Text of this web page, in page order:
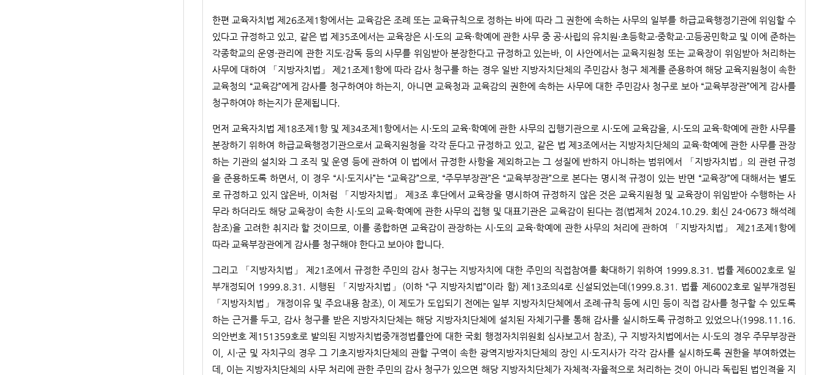
한편 교육자치법 제26조제1항에서는 교육감은 조례 또는 교육규칙으로 정하는 바에 따라 그 권한에 속하는 사무의 일부를 하급교육행정기관에 위임할 수
있다고 규정하고 있고, 같은 법 제35조에서는 교육장은 시·도의 교육·학예에 관한 사무 중 공·사립의 유치원·초등학교·중학교·고등공민학교 및 이에 준하는
각종학교의 운영·관리에 관한 지도·감독 등의 사무를 위임받아 분장한다고 규정하고 있는바, 이 사안에서는 교육지원청 또는 교육장이 위임받아 처리하는
사무에 대하여 「지방자치법」 제21조제1항에 따라 감사 청구를 하는 경우 일반 지방자치단체의 주민감사 청구 체계를 준용하여 해당 교육지원청이 속한
교육청의 “교육감”에게 감사를 청구하여야 하는지, 아니면 교육청과 교육감의 권한에 속하는 사무에 대한 주민감사 청구로 보아 “교육부장관”에게 감사를
청구하여야 하는지가 문제됩니다.
먼저 교육자치법 제18조제1항 및 제34조제1항에서는 시·도의 교육·학예에 관한 사무의 집행기관으로 시·도에 교육감을, 시·도의 교육·학예에 관한 사무를
분장하기 위하여 하급교육행정기관으로서 교육지원청을 각각 둔다고 규정하고 있고, 같은 법 제3조에서는 지방자치단체의 교육·학예에 관한 사무를 관장
하는 기관의 설치와 그 조직 및 운영 등에 관하여 이 법에서 규정한 사항을 제외하고는 그 성질에 반하지 아니하는 범위에서 「지방자치법」의 관련 규정
을 준용하도록 하면서, 이 경우 “시·도지사”는 “교육감”으로, “주무부장관”은 “교육부장관”으로 본다는 명시적 규정이 있는 반면 “교육장”에 대해서는 별도
로 규정하고 있지 않은바, 이처럼 「지방자치법」 제3조 후단에서 교육장을 명시하여 규정하지 않은 것은 교육지원청 및 교육장이 위임받아 수행하는 사
무라 하더라도 해당 교육장이 속한 시·도의 교육·학예에 관한 사무의 집행 및 대표기관은 교육감이 된다는 점(법제처 2024.10.29. 회신 24-0673 해석례
참조)을 고려한 취지라 할 것이므로, 이를 종합하면 교육감이 관장하는 시·도의 교육·학예에 관한 사무의 처리에 관하여 「지방자치법」 제21조제1항에
따라 교육부장관에게 감사를 청구해야 한다고 보아야 합니다.
그리고 「지방자치법」 제21조에서 규정한 주민의 감사 청구는 지방자치에 대한 주민의 직접참여를 확대하기 위하여 1999.8.31. 법률 제6002호로 일
부개정되어 1999.8.31. 시행된 「지방자치법」(이하 “구 지방자치법”이라 함) 제13조의4로 신설되었는데(1999.8.31. 법률 제6002호로 일부개정된
「지방자치법」 개정이유 및 주요내용 참조), 이 제도가 도입되기 전에는 일부 지방자치단체에서 조례·규칙 등에 시민 등이 직접 감사를 청구할 수 있도록
하는 근거를 두고, 감사 청구를 받은 지방자치단체는 해당 지방자치단체에 설치된 자체기구를 통해 감사를 실시하도록 규정하고 있었으나(1998.11.16.
의안번호 제151359호로 발의된 지방자치법중개정법률안에 대한 국회 행정자치위원회 심사보고서 참조), 구 지방자치법에서는 시·도의 경우 주무부장관
이, 시·군 및 자치구의 경우 그 기초지방자치단체의 관할 구역이 속한 광역지방자치단체의 장인 시·도지사가 각각 감사를 실시하도록 권한을 부여하였는
데, 이는 지방자치단체의 사무 처리에 관한 주민의 감사 청구가 있으면 해당 지방자치단체가 자체적·자율적으로 처리하는 것이 아니라 독립된 법인격을 지